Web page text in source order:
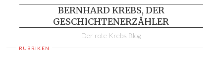
BERNHARD KREBS, DER
GESCHICHTENERZÄHLER
Der rote Krebs Blog
RUBRIKEN